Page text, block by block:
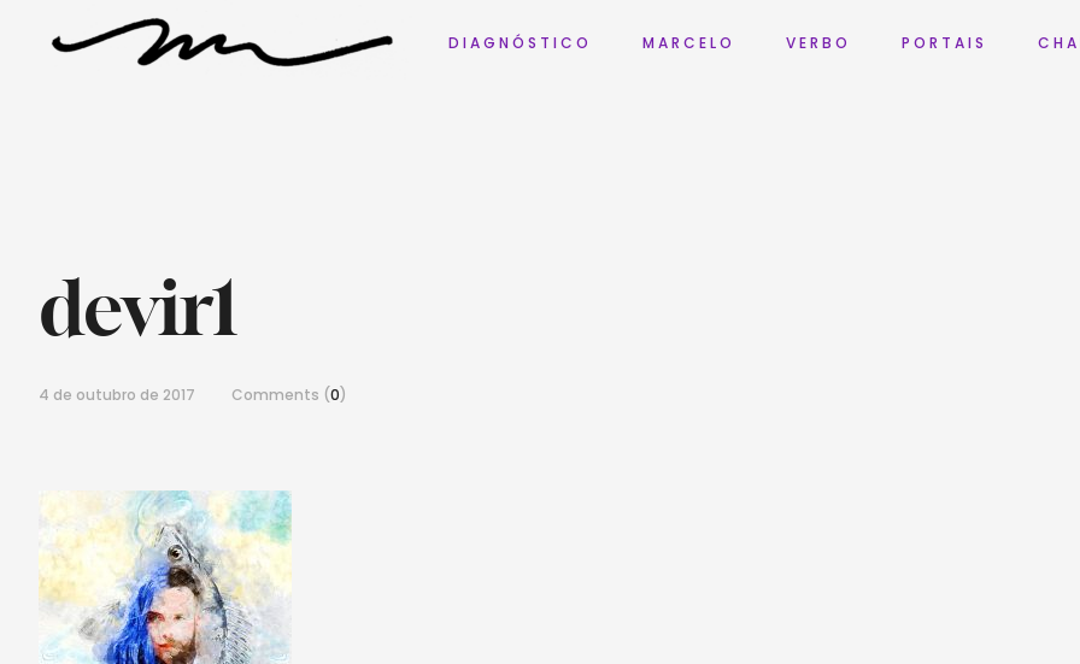
D I A G N Ó S T I C O M A R C E L O V E R B O P O R T A I S C H A
devir1
4 de outubro de 2017 Comments (0)